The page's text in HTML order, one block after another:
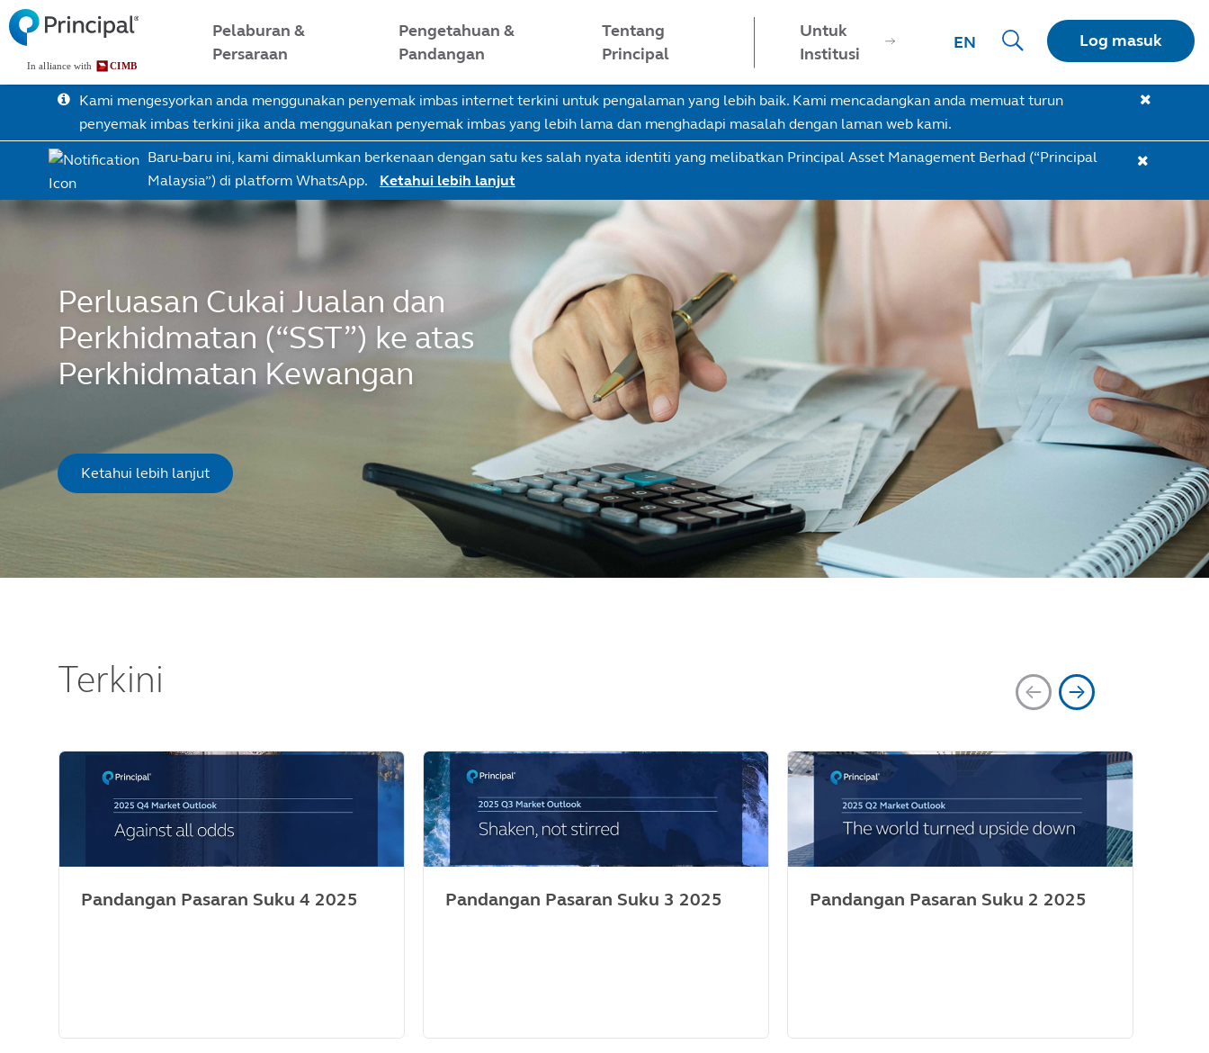
Skip
to
main
content
Log masuk
Malaysia Menu
Pelaburan &
Persaraan
Pengetahuan &
Pandangan
Tentang
Principal
Untuk
Institusi
EN
Kami mengesyorkan anda menggunakan penyemak imbas internet terkini untuk pengalaman yang lebih baik. Kami mencadangkan anda memuat turun
penyemak imbas terkini jika anda menggunakan penyemak imbas yang lebih lama dan menghadapi masalah dengan laman web kami.
Baru-baru ini, kami dimaklumkan berkenaan dengan satu kes salah nyata identiti yang melibatkan Principal Asset Management Berhad (“Principal
Malaysia”) di platform WhatsApp.
Ketahui lebih lanjut
Perluasan Cukai Jualan dan
Perkhidmatan (“SST”) ke atas
Perkhidmatan Kewangan
Ketahui lebih lanjut
Terkini
Pandangan Pasaran Suku 4 2025 Pandangan Pasaran Suku 3 2025 Pandangan Pasaran Suku 2 2025